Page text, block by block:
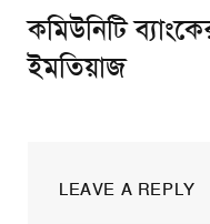
কমিউনিটি
ইমতিয়াজ
LEAVE A REPLY